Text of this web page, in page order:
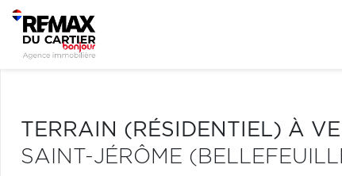
TERRAIN (RÉSIDENTIEL) À
SAINT-JÉRÔME